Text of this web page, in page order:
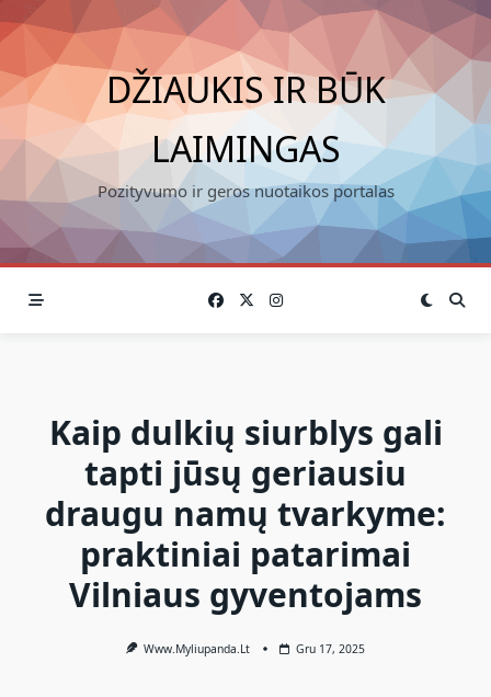
Skip
to
content
DŽIAUKIS IR BŪK
LAIMINGAS
Pozityvumo ir geros nuotaikos portalas
Kaip dulkių siurblys gali
tapti jūsų geriausiu
draugu namų tvarkyme:
praktiniai patarimai
Vilniaus gyventojams
Www.myliupanda.lt Gru 17, 2025